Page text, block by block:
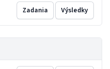
Zadania Výsledky